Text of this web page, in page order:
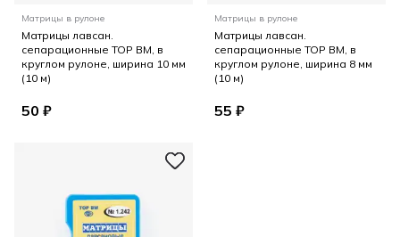
Матрицы в рулоне
Матрицы лавсан.
сепарационные ТОР ВМ, в
круглом рулоне, ширина 10 мм
(10 м)
50 ₽
Матрицы в рулоне
Матрицы лавсан.
сепарационные ТОР ВМ, в
круглом рулоне, ширина 8 мм
(10 м)
55 ₽